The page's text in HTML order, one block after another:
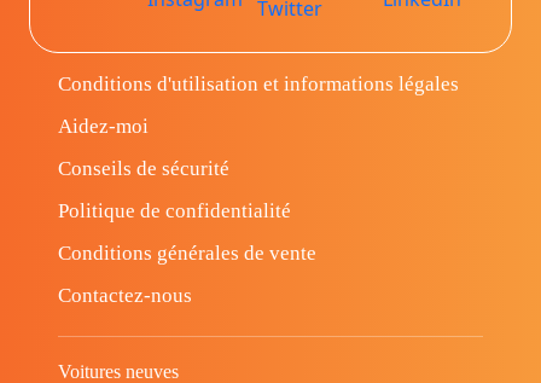
Conditions d'utilisation et informations légales
Aidez-moi
Conseils de sécurité
Politique de confidentialité
Conditions générales de vente
Contactez-nous
Voitures neuves